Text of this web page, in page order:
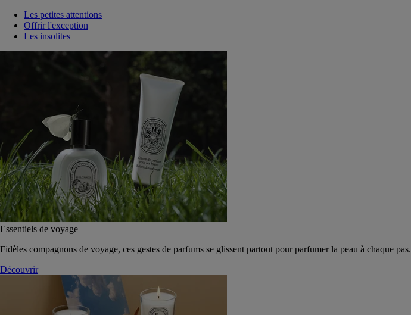
Les petites attentions
Offrir l'exception
Les insolites
Essentiels de voyage
Fidèles compagnons de voyage, ces gestes de parfums se glissent partout pour parfumer la peau à chaque pas.
Découvrir